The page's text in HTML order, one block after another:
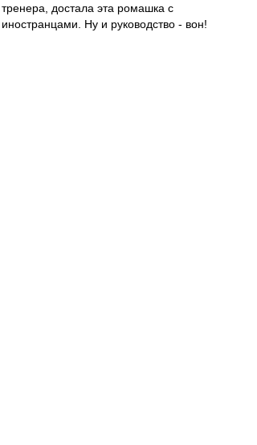
тренера, достала эта ромашка с
иностранцами. Ну и руководство - вон!